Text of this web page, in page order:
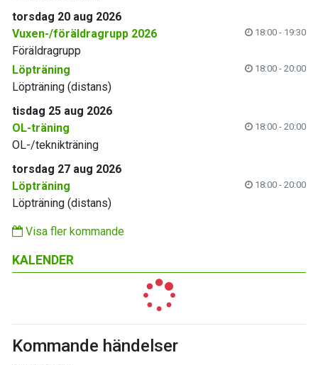
torsdag 20 aug 2026
Vuxen-/föräldragrupp 2026
18:00 - 19:30
Föräldragrupp
Löpträning
18:00 - 20:00
Löpträning (distans)
tisdag 25 aug 2026
OL-träning
18:00 - 20:00
OL-/teknikträning
torsdag 27 aug 2026
Löpträning
18:00 - 20:00
Löpträning (distans)
Visa fler kommande
KALENDER
Kommande händelser